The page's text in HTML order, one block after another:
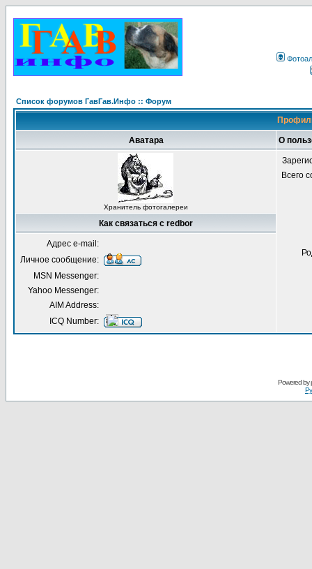
Список форумов ГавГав.Инфо :: Форум
Аватара О
Хранитель фотогалереи
Всего
Как связаться с redbor
Адрес e-mail:
Личное сообщение:
MSN Messenger:
Yahoo Messenger:
AIM Address:
ICQ Number:
Powered by